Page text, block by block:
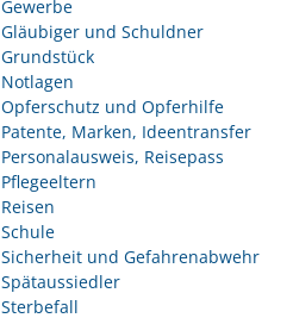
Gewerbe
Gläubiger und Schuldner
Grundstück
Notlagen
Opferschutz und Opferhilfe
Patente, Marken, Ideentransfer
Personalausweis, Reisepass
Pflegeeltern
Reisen
Schule
Sicherheit und Gefahrenabwehr
Spätaussiedler
Sterbefall